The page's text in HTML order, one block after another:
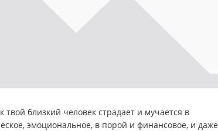
близкий человек страдает и мучается в
эмоциональное, в порой и финансовое, и даже